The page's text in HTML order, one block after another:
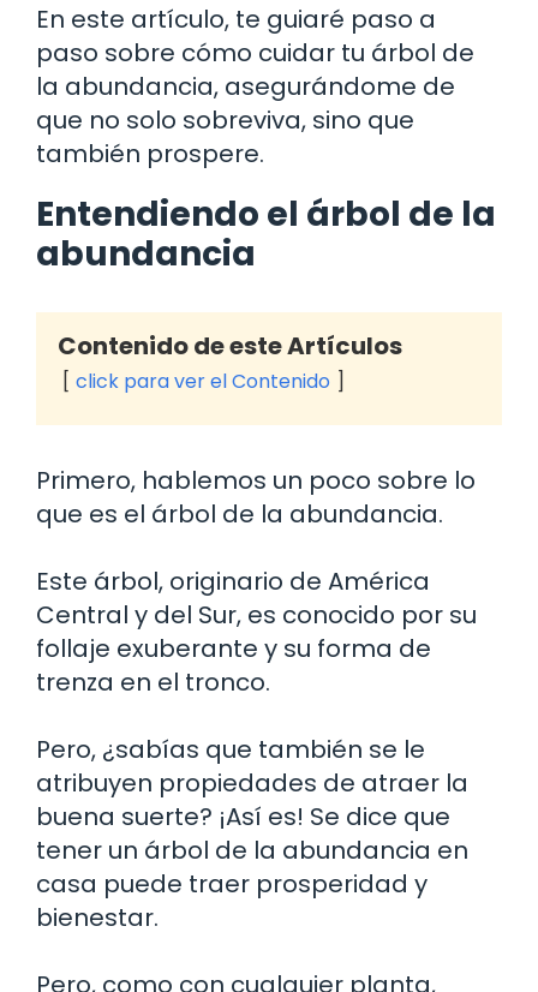
En este artículo, te guiaré paso a
paso sobre cómo cuidar tu árbol de
la abundancia, asegurándome de
que no solo sobreviva, sino que
también prospere.
Entendiendo el árbol de la
abundancia
Contenido de este Artículos
click para ver el Contenido
Primero, hablemos un poco sobre lo
que es el árbol de la abundancia.
Este árbol, originario de América
Central y del Sur, es conocido por su
follaje exuberante y su forma de
trenza en el tronco.
Pero, ¿sabías que también se le
atribuyen propiedades de atraer la
buena suerte? ¡Así es! Se dice que
tener un árbol de la abundancia en
casa puede traer prosperidad y
bienestar.
Pero, como con cualquier planta,